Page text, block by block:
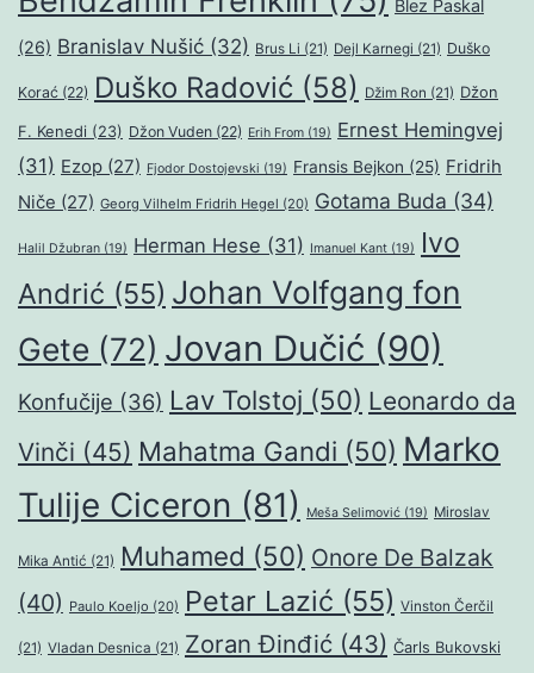
Blez Paskal
(26) Branislav Nušić (32) Brus Li (21) Dejl Karnegi (21) Duško
Korać (22) Duško Radović (58) Džim Ron (21) Džon
F. Kenedi (23) Džon Vuden (22) Erih From (19) Ernest Hemingvej
(31) Ezop (27) Fjodor Dostojevski (19) Fransis Bejkon (25) Fridrih
Niče (27) Georg Vilhelm Fridrih Hegel (20) Gotama Buda (34)
Halil Džubran (19) Herman Hese (31) Imanuel Kant (19)
Ivo
Andrić (55) Johan Volfgang fon
Gete (72) Jovan Dučić (90)
Konfučije (36) Lav Tolstoj (50) Leonardo da
Vinči (45) Mahatma Gandi (50) Marko
Tulije Ciceron (81) Meša Selimović (19) Miroslav
Mika Antić (21) Muhamed (50) Onore De Balzak
(40) Paulo Koeljo (20) Petar Lazić (55) Vinston Čerčil
(21) Vladan Desnica (21) Zoran Đinđić (43) Čarls Bukovski